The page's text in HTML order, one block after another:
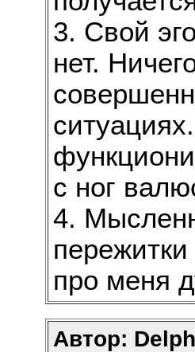
3. Свой
нет.
с ног
4.
про меня
Автор: